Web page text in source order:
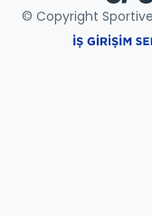
© Copyright